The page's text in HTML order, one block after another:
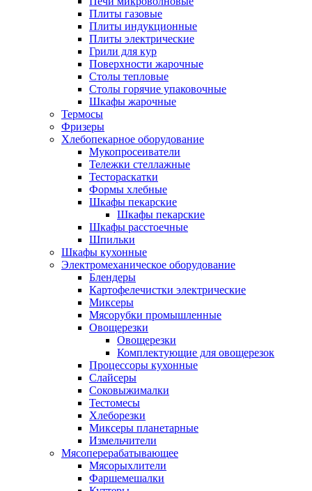
Плиты газовые
Плиты индукционные
Плиты электрические
Грили для кур
Поверхности жарочные
Столы тепловые
Столы горячие упаковочные
Шкафы жарочные
Термосы
Фризеры
Хлебопекарное оборудование
Мукопросеиватели
Тележки стеллажные
Тестораскатки
Формы хлебные
Шкафы пекарские
Шкафы пекарские
Шкафы расстоечные
Шпильки
Шкафы кухонные
Электромеханическое оборудование
Блендеры
Картофелечистки электрические
Миксеры
Мясорубки промышленные
Овощерезки
Овощерезки
Комплектующие для овощерезок
Процессоры кухонные
Слайсеры
Соковыжималки
Тестомесы
Хлеборезки
Миксеры планетарные
Измельчители
Мясоперерабатывающее
Мясорыхлители
Фаршемешалки